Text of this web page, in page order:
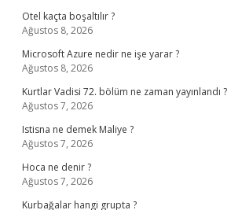
Otel kaçta boşaltılır ?
Ağustos 8, 2026
Microsoft Azure nedir ne işe yarar ?
Ağustos 8, 2026
Kurtlar Vadisi 72. bölüm ne zaman yayınlandı ?
Ağustos 7, 2026
Istisna ne demek Maliye ?
Ağustos 7, 2026
Hoca ne denir ?
Ağustos 7, 2026
Kurbağalar hangi grupta ?